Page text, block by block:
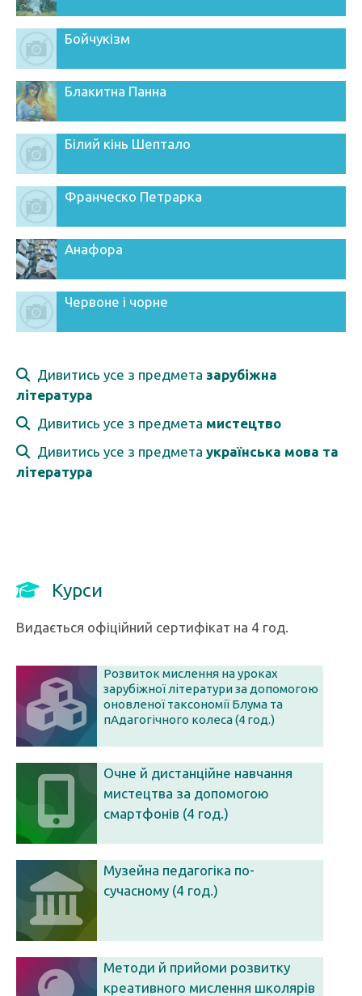
Бойчукізм
Блакитна Панна
Білий кінь Шептало
Франческо Петрарка
Анафора
Червоне і чорне
Дивитись усе з предмета зарубіжна
література
Дивитись усе з предмета мистецтво
Дивитись усе з предмета українська мова та
література
Курси
Видається офіційний сертифікат на 4 год.
Розвиток мислення на уроках
зарубіжної літератури за допомогою
оновленої таксономії Блума та
пАдагогічного колеса (4 год.)
Очне й дистанційне навчання
мистецтва за допомогою
смартфонів (4 год.)
Музейна педагогіка по-
сучасному (4 год.)
Методи й прийоми розвитку
креативного мислення школярів